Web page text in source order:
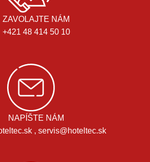
ZAVOLAJTE NÁM
+421 48 414 50 10
NAPÍŠTE NÁM
, servis@hoteltec.sk